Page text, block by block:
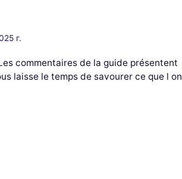
г.
commentaires de la guide présentent
laisse le temps de savourer ce que l on